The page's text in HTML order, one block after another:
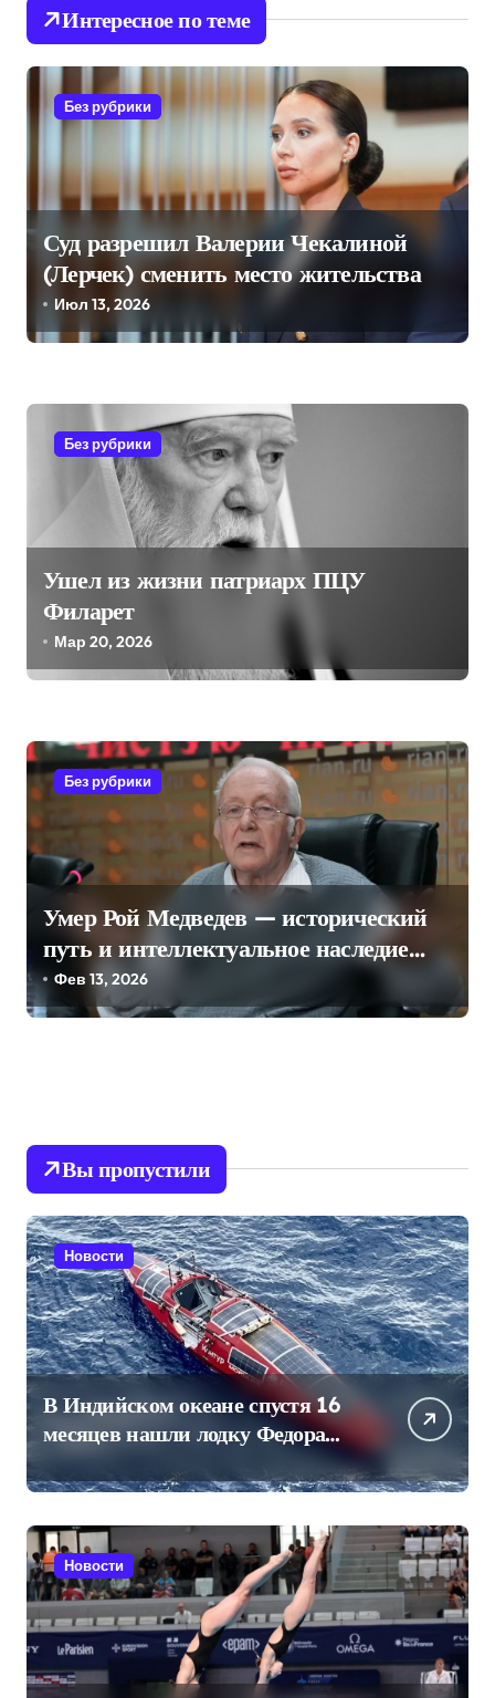
ц
и
я
п
о
з
а
Интересное по теме
Без рубрики
Суд разрешил Валерии Чекалиной
(Лерчек) сменить место жительства
Июл 13, 2026
Без рубрики
Ушел из жизни патриарх ПЦУ
Филарет
Мар 20, 2026
Без рубрики
Умер Рой Медведев — исторический
путь и интеллектуальное наследие
длиною в век
Фев 13, 2026
Вы пропустили
Новости
В Индийском океане спустя 16
месяцев нашли лодку Федора
Конюхова
Новости